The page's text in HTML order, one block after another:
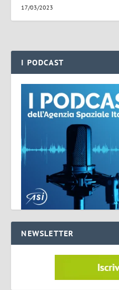
17/03/2023
I PODCAST
NEWSLETTER